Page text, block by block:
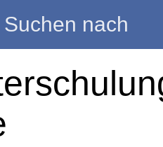
Suchen nach